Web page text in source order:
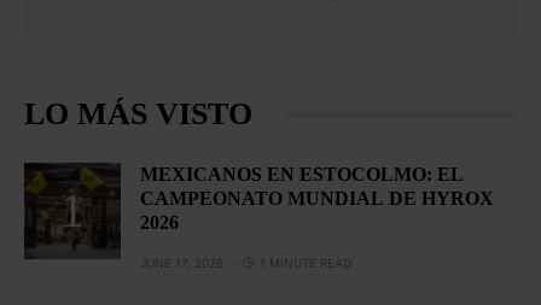
LO MÁS VISTO
MEXICANOS EN ESTOCOLMO: EL
CAMPEONATO MUNDIAL DE HYROX
2026
JUNE 17, 2026 1 MINUTE READ